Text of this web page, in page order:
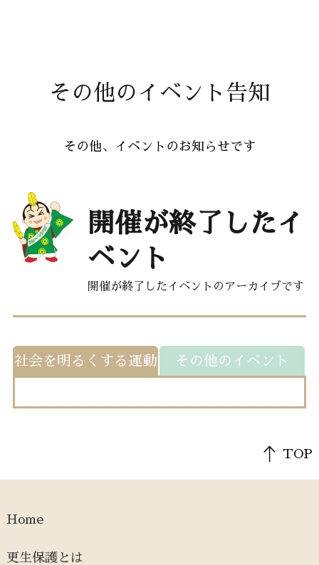
その他のイベント告知
その他、イベントのお知らせです
開催が終了したイ
ベント
開催が終了したイベントのアーカイブです
社会を明るくする運動 その他のイベント
TOP
Home
更生保護とは